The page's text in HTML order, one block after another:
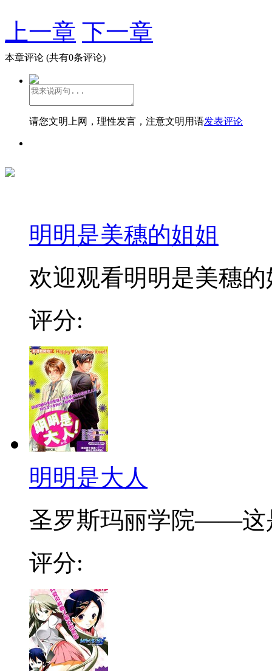
上一章 下一章
本章评论 (共有0条评论)
请您文明上网，理性发言，注意文明用语发表评论
明明是美穗的姐姐
欢迎观看明明是美穗
评分:
明明是大人
圣罗斯玛丽学院——这
评分: